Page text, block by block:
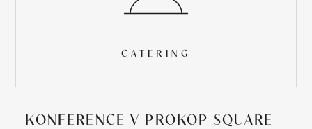
CATERING
KONFERENCE V PROKOP SQUARE